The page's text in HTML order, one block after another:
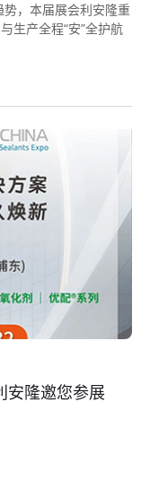
，本届展会利安隆重
生产全程“安”全护航
安隆邀您参展